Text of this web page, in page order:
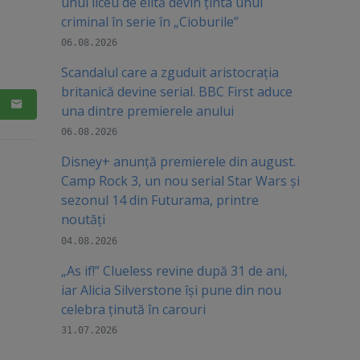
criminal în serie în „Cioburile”
06.08.2026
Scandalul care a zguduit aristocrația
britanică devine serial. BBC First aduce
una dintre premierele anului
06.08.2026
Disney+ anunță premierele din august.
Camp Rock 3, un nou serial Star Wars și
sezonul 14 din Futurama, printre
noutăți
04.08.2026
„As if!” Clueless revine după 31 de ani,
iar Alicia Silverstone își pune din nou
celebra ținută în carouri
31.07.2026